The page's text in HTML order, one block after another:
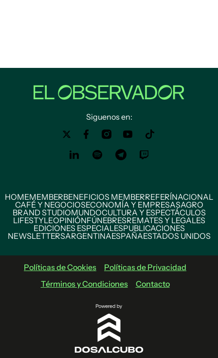
Siguenos en:
HOMEMEMBERBENEFICIOS MEMBERREFERÍNACIONAL
CAFÉ Y NEGOCIOSECONOMÍA Y EMPRESASAGRO
BRAND STUDIOMUNDOCULTURA Y ESPECTÁCULOS
LIFESTYLEOPINIÓNFÚNEBRESREMATES Y LEGALES
EDICIONES ESPECIALESPUBLICACIONES
NEWSLETTERSARGENTINAESPAÑAESTADOS UNIDOS
Políticas de Cookies
Políticas de Privacidad
Términos y Condiciones
Contacto